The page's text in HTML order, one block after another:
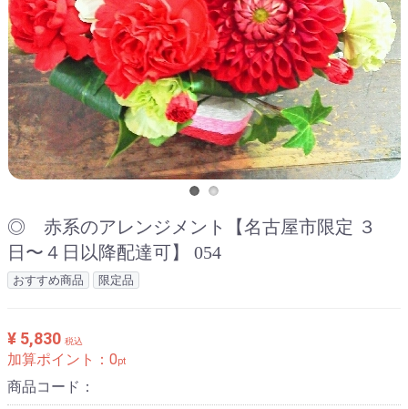
◎ 赤系のアレンジメント【名古屋市限定 ３
日〜４日以降配達可】 054
おすすめ商品 限定品
¥ 5,830 税込
加算ポイント： 0pt
商品コード：